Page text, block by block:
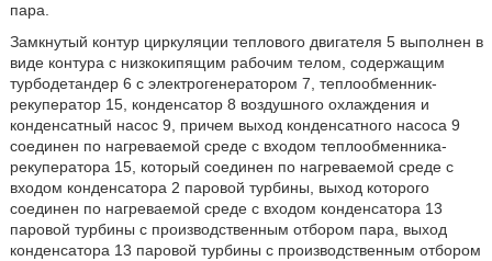
пара.
Замкнутый контур циркуляции теплового двигателя 5 выполнен в
виде контура с низкокипящим рабочим телом, содержащим
турбодетандер 6 с электрогенератором 7, теплообменник-
рекуператор 15, конденсатор 8 воздушного охлаждения и
конденсатный насос 9, причем выход конденсатного насоса 9
соединен по нагреваемой среде с входом теплообменника-
рекуператора 15, который соединен по нагреваемой среде с
входом конденсатора 2 паровой турбины, выход которого
соединен по нагреваемой среде с входом конденсатора 13
паровой турбины с производственным отбором пара, выход
конденсатора 13 паровой турбины с производственным отбором